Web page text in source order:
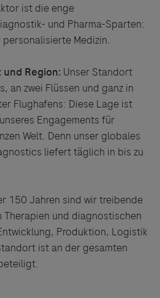
ist die enge
und Pharma-Sparten:
Medizin.
Region: Unser Standort
an zwei Flüssen und ganz in
Flughafens: Diese Lage ist
Engagements für
Welt. Denn unser globales
liefert täglich in bis zu
150 Jahren sind wir treibende
und diagnostischen
Produktion, Logistik
ist an der gesamten